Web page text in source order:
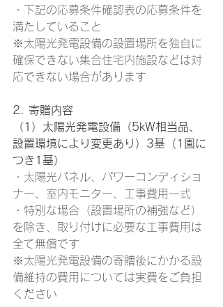
・下記の応募条件確認表の応募条件を
満たしていること
※太陽光発電設備の設置場所を独自に
確保できない集合住宅内施設などは対
応できない場合があります
2. 寄贈内容
（1）太陽光発電設備（5kW相当品、
設置環境により変更あり）3基（1園に
つき1基）
・太陽光パネル、パワーコンディショ
ナー、室内モニター、工事費用一式
・特別な場合（設置場所の補強など）
を除き、取り付けに必要な工事費用は
全て無償です
※太陽光発電設備の寄贈後にかかる設
備維持の費用については実費をご負担
ください